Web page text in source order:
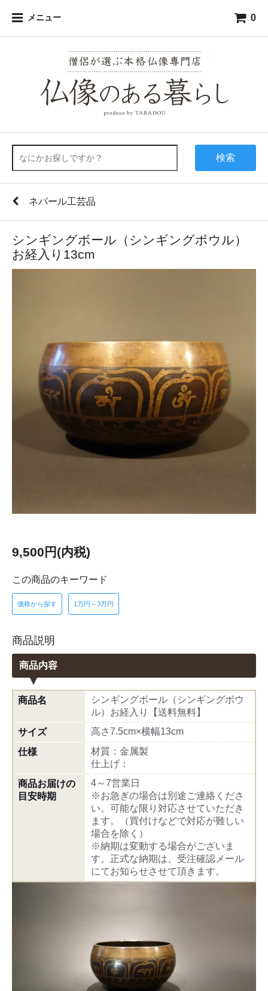
メニュー 0
検索
ネパール工芸品
シンギングボール（シンギングボウル）
お経入り13cm
9,500円(内税)
この商品のキーワード
価格から探す 1万円～3万円
商品説明
商品内容
商品名
シンギングボール（シンギングボウ
ル）お経入り【送料無料】
サイズ
高さ7.5cm×横幅13cm
仕様
材質：金属製
仕上げ：
商品お届けの
目安時期
4～7営業日
※お急ぎの場合は別途ご連絡くださ
い。可能な限り対応させていただき
ます。（買付けなどで対応が難しい
場合を除く）
※納期は変動する場合がございま
す。正式な納期は、受注確認メール
にてお知らせさせて頂きます。